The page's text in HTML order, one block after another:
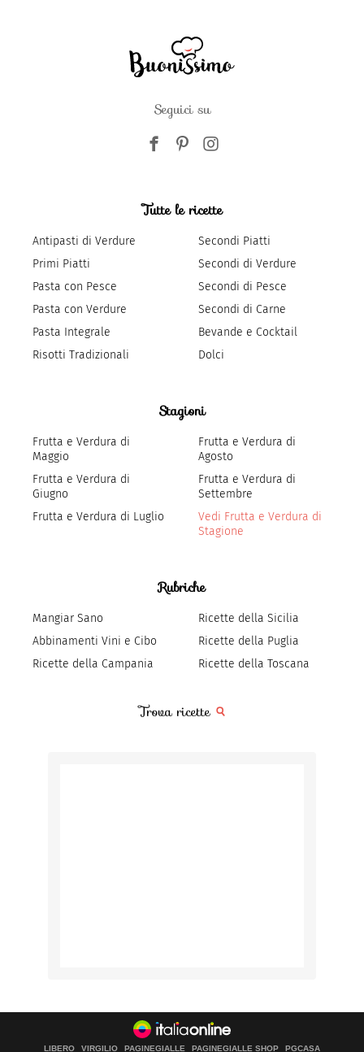
Seguici su
Tutte le ricette
Antipasti di Verdure
Primi Piatti
Pasta con Pesce
Pasta con Verdure
Pasta Integrale
Risotti Tradizionali
Secondi Piatti
Secondi di Verdure
Secondi di Pesce
Secondi di Carne
Bevande e Cocktail
Dolci
Stagioni
Frutta e Verdura di
Maggio
Frutta e Verdura di
Giugno
Frutta e Verdura di Luglio
Frutta e Verdura di
Agosto
Frutta e Verdura di
Settembre
Vedi Frutta e Verdura di
Stagione
Rubriche
Mangiar Sano
Abbinamenti Vini e Cibo
Ricette della Campania
Ricette della Sicilia
Ricette della Puglia
Ricette della Toscana
Trova ricette
LIBERO VIRGILIO PAGINEGIALLE PAGINEGIALLE SHOP PGCASA